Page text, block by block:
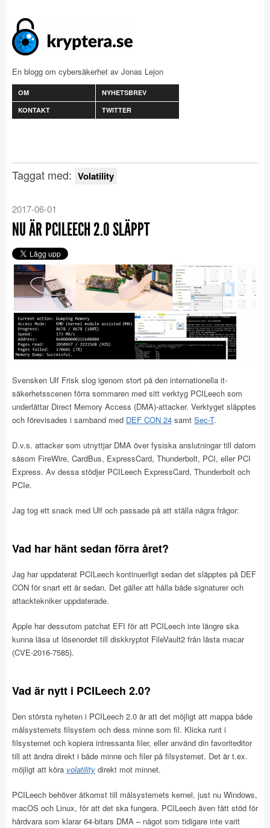
En blogg om cybersäkerhet av Jonas Lejon
OM
NYHETSBREV
KONTAKT
TWITTER
Taggat med: Volatility
2017-06-01
NU ÄR PCILEECH 2.0 SLÄPPT
Svensken Ulf Frisk slog igenom stort på den internationella it-
säkerhetsscenen förra sommaren med sitt verktyg PCILeech som
underlättar Direct Memory Access (DMA)-attacker. Verktyget släpptes
och förevisades i samband med DEF CON 24 samt Sec-T.
D.v.s. attacker som utnyttjar DMA över fysiska anslutningar till datorn
såsom FireWire, CardBus, ExpressCard, Thunderbolt, PCI, eller PCI
Express. Av dessa stödjer PCILeech ExpressCard, Thunderbolt och
PCIe.
Jag tog ett snack med Ulf och passade på att ställa några frågor:
Vad har hänt sedan förra året?
Jag har uppdaterat PCILeech kontinuerligt sedan det släpptes på DEF
CON för snart ett år sedan. Det gäller att hålla både signaturer och
attacktekniker uppdaterade.
Apple har dessutom patchat EFI för att PCILeech inte längre ska
kunna läsa ut lösenordet till diskkryptot FileVault2 från låsta macar
(CVE-2016-7585).
Vad är nytt i PCILeech 2.0?
Den största nyheten i PCILeech 2.0 är att det möjligt att mappa både
målsystemets filsystem och dess minne som fil. Klicka runt i
filsystemet och kopiera intressanta filer, eller använd din favoriteditor
till att ändra direkt i både minne och filer på filsystemet. Det är t.ex.
möjligt att köra volatility direkt mot minnet.
PCILeech behöver åtkomst till målsystemets kernel, just nu Windows,
macOS och Linux, för att det ska fungera. PCILeech även fått stöd för
hårdvara som klarar 64-bitars DMA – något som tidigare inte varit